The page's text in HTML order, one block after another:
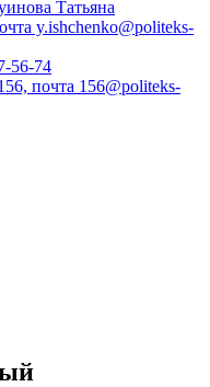
Татьяна
y.ishchenko@politeks-
56-74
почта 156@politeks-